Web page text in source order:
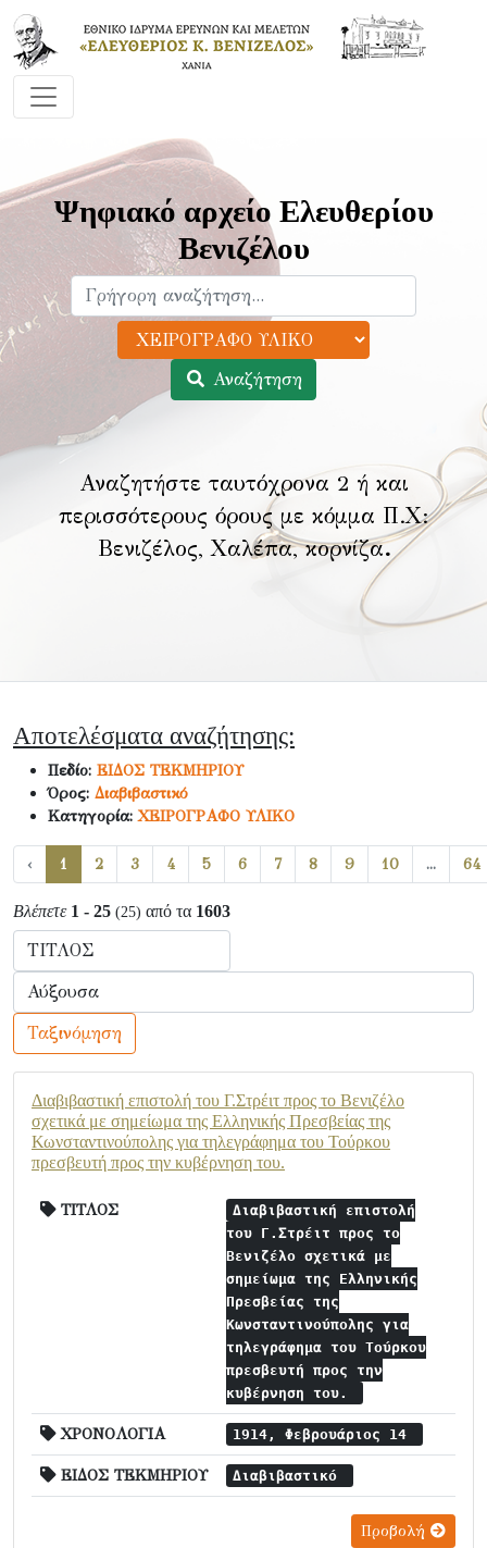
Ψηφιακό αρχείο Ελευθερίου
Βενιζέλου
Αναζήτηση
Αναζητήστε ταυτόχρονα 2 ή και
περισσότερους όρους με κόμμα Π.Χ:
Βενιζέλος, Χαλέπα, κορνίζα.
Αποτελέσματα αναζήτησης:
Πεδίο: ΕΙΔΟΣ ΤΕΚΜΗΡΙΟΥ
Όρος: Διαβιβαστικό
Κατηγορία:ΧΕΙΡΟΓΡΑΦΟ ΥΛΙΚΟ
‹ 1 2 3 4 5 6 7 8 9 10 ... 64
Βλέπετε 1 - 25 (25) από τα 1603
Ταξινόμηση
Διαβιβαστική επιστολή του Γ.Στρέιτ προς το Βενιζέλο
σχετικά με σημείωμα της Ελληνικής Πρεσβείας της
Κωνσταντινούπολης για τηλεγράφημα του Τούρκου
πρεσβευτή προς την κυβέρνηση του.
ΤΙΤΛΟΣ
Διαβιβαστική επιστολή
του Γ.Στρέιτ προς το
Βενιζέλο σχετικά με
σημείωμα της Ελληνικής
Πρεσβείας της
Κωνσταντινούπολης για
τηλεγράφημα του Τούρκου
πρεσβευτή προς την
κυβέρνηση του.
ΧΡΟΝΟΛΟΓΙΑ 1914, Φεβρουάριος 14
ΕΙΔΟΣ ΤΕΚΜΗΡΙΟΥ Διαβιβαστικό
Προβολή